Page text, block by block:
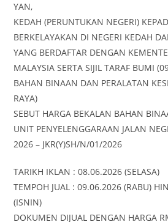
YAN,
KEDAH (PERUNTUKAN NEGERI)
BERKELAYAKAN DI NEGERI KEDAH
YANG BERDAFTAR DENGAN
MALAYSIA SERTA SIJIL TARAF BUMI
BAHAN BINAAN DAN PERALATAN
RAYA)
SEBUT HARGA BEKALAN BAHAN
UNIT PENYELENGGARAAN JALAN
2026 – JKR(Y)SH/N/01/2026
TARIKH IKLAN : 08.06.2026 (SELASA)
TEMPOH JUAL : 09.06.2026 (RABU)
(ISNIN)
DOKUMEN DIJUAL DENGAN HARGA